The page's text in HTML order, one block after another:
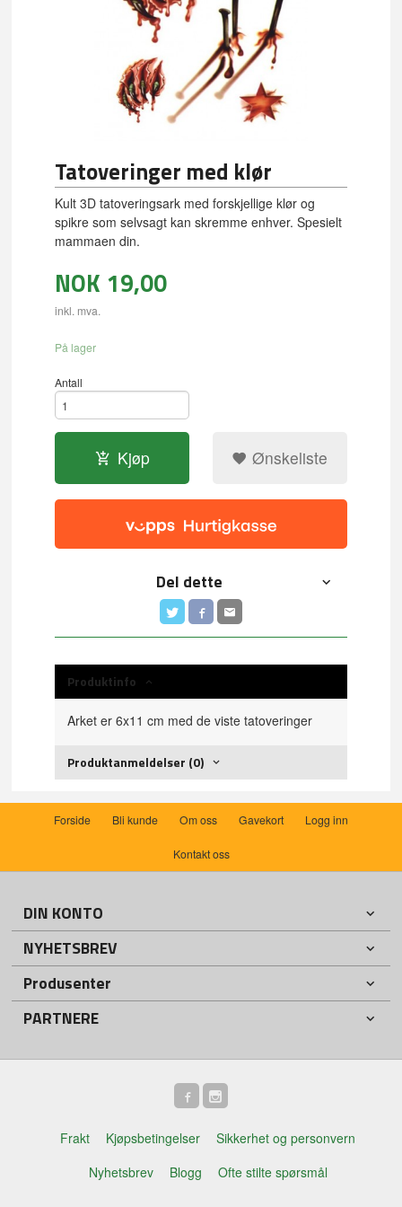
Tatoveringer med klør
Kult 3D tatoveringsark med forskjellige klør og
spikre som selvsagt kan skremme enhver. Spesielt
mammaen din.
NOK 19,00
inkl. mva.
På lager
Antall
Kjøp Ønskeliste
Del dette
Produktinfo
Arket er 6x11 cm med de viste tatoveringer
Produktanmeldelser (0)
Forside Bli kunde Om oss Gavekort Logg inn
Kontakt oss
DIN KONTO
NYHETSBREV
Produsenter
PARTNERE
Frakt Kjøpsbetingelser
Sikkerhet og personvern
Nyhetsbrev
Blogg Ofte stilte spørsmål